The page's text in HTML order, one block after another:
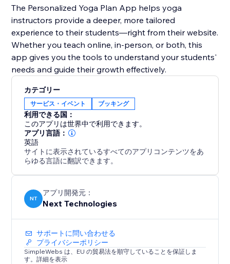
The Personalized Yoga Plan App helps yoga
instructors provide a deeper, more tailored
experience to their students—right from their website.
Whether you teach online, in-person, or both, this
app gives you the tools to understand your students'
needs and guide their growth effectively.
カテゴリー
サービス・イベント ブッキング
利用できる国：
このアプリは世界中で利用できます。
アプリ言語：
英語
サイトに表示されているすべてのアプリコンテンツをあ
らゆる言語に翻訳できます。
NT
アプリ開発元：
Next Technologies
サポートに問い合わせる
プライバシーポリシー
SimpleWebs は、EU の貿易法を順守していることを保証しま
す。詳細を表示